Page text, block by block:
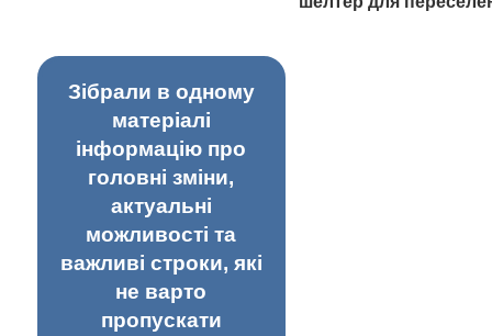
Зібрали в одному
матеріалі
інформацію про
головні зміни,
актуальні
можливості та
важливі строки, які
не варто
пропускати